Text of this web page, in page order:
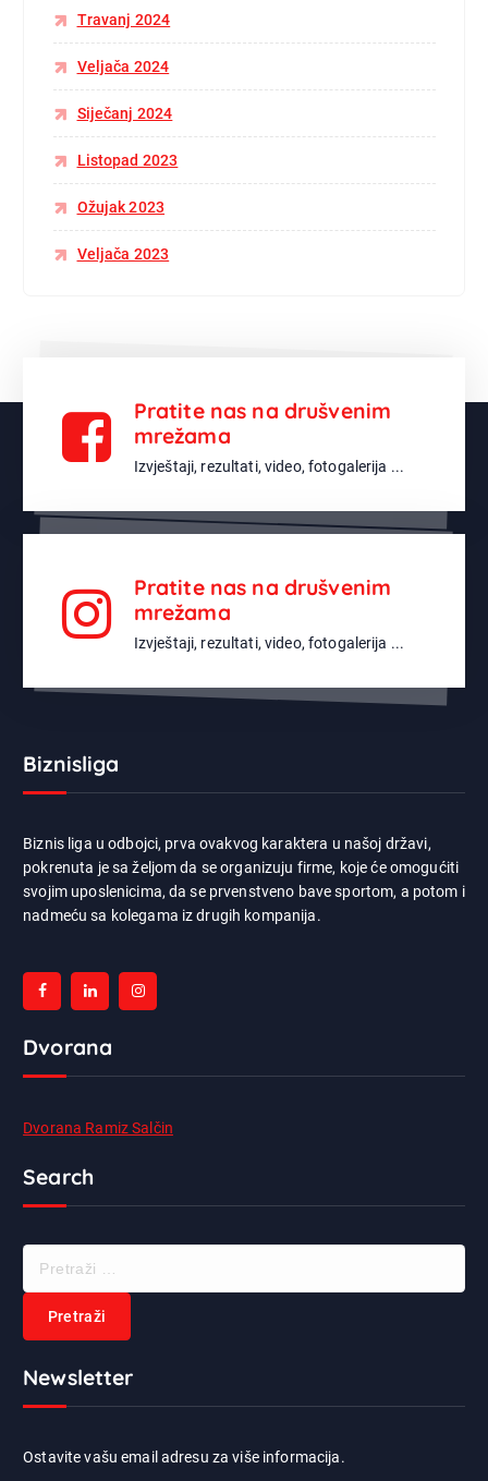
Travanj 2024
Veljača 2024
Siječanj 2024
Listopad 2023
Ožujak 2023
Veljača 2023
Pratite nas na drušvenim
mrežama
Izvještaji, rezultati, video, fotogalerija ...
Pratite nas na drušvenim
mrežama
Izvještaji, rezultati, video, fotogalerija ...
Biznisliga
Biznis liga u odbojci, prva ovakvog karaktera u našoj državi,
pokrenuta je sa željom da se organizuju firme, koje će omogućiti
svojim uposlenicima, da se prvenstveno bave sportom, a potom i
nadmeću sa kolegama iz drugih kompanija.
Dvorana
Dvorana Ramiz Salčin
Search
a
Newsletter
Ostavite vašu email adresu za više informacija.